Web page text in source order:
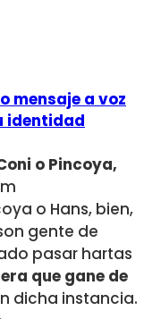
mensaje a voz
identidad
o Pincoya,
o Hans, bien,
gente de
pasar hartas
que gane de
dicha instancia.